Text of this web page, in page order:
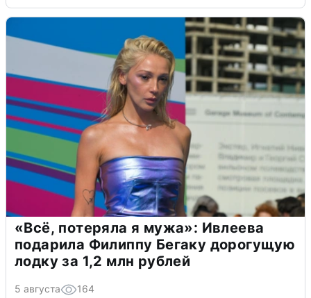
«Всё, потеряла я мужа»: Ивлеева
подарила Филиппу Бегаку дорогущую
лодку за 1,2 млн рублей
5 августа 164